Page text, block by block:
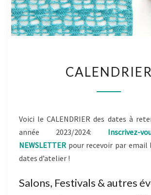
CALENDRIER
Voici le CALENDRIER des dates à
année 2023/2024:
NEWSLETTER pour recevoir par email
dates d’atelier !
Salons, Festivals & autres